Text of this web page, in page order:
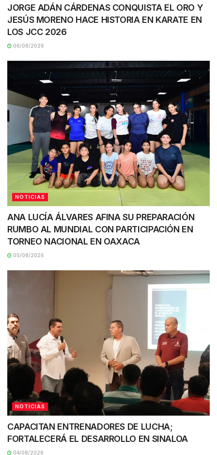
JORGE ADÁN CÁRDENAS CONQUISTA EL ORO Y
JESÚS MORENO HACE HISTORIA EN KARATE EN
LOS JCC 2026
06/08/2026
NOTICIAS
ANA LUCÍA ÁLVARES AFINA SU PREPARACIÓN
RUMBO AL MUNDIAL CON PARTICIPACIÓN EN
TORNEO NACIONAL EN OAXACA
05/08/2026
NOTICIAS
CAPACITAN ENTRENADORES DE LUCHA;
FORTALECERÁ EL DESARROLLO EN SINALOA
04/08/2026